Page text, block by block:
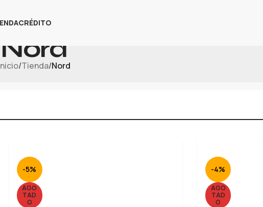
CRÉDITO
Nord
/Tienda/Nord
-5%
AGO
TAD
O
-4%
AGO
TAD
O